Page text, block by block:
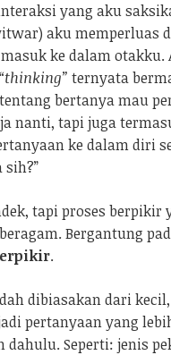
yang aku
aku memperluas
ke dalam
“thinking” ternyata
bertanya mau
nanti, tapi juga
ke dalam diri
tapi proses berpikir
Bergantung
.
dibiasakan dari
pertanyaan yang
dahulu. Seperti: jenis